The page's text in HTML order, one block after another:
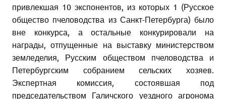
привлекшая 10 экспонентов, из которых 1 (Русское
общество пчеловодства из Санкт-Петербурга) было
вне конкурса, а остальные конкурировали на
награды, отпущенные на выставку министерством
земледелия, Русским обществом пчеловодства и
Петербургским собранием сельских хозяев.
Экспертная комиссия, состоявшая под
председательством Галичского уездного агронома